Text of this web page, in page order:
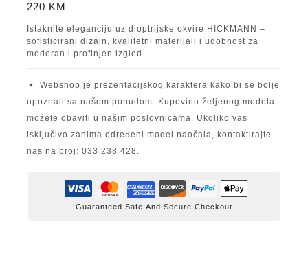
220 KM
Istaknite eleganciju uz dioptrijske okvire HICKMANN –
sofisticirani dizajn, kvalitetni materijali i udobnost za
moderan i profinjen izgled.
Webshop je prezentacijskog karaktera kako bi se bolje
upoznali sa našom ponudom. Kupovinu željenog modela
možete obaviti u našim poslovnicama. Ukoliko vas
isključivo zanima određeni model naočala, kontaktirajte
nas na broj: 033 238 428.
Guaranteed Safe And Secure Checkout